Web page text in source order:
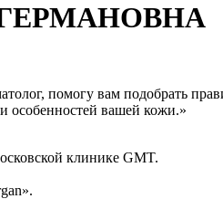
помогу вам подобрать
особенностей вашей кожи.»
клинике GMT.